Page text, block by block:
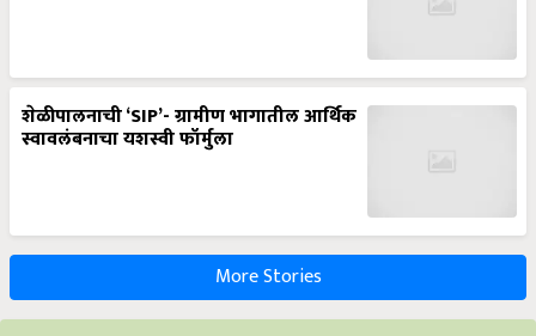
शेळीपालनाची ‘SIP’- ग्रामीण भागातील आर्थिक
स्वावलंबनाचा यशस्वी फॉर्मुला
More Stories